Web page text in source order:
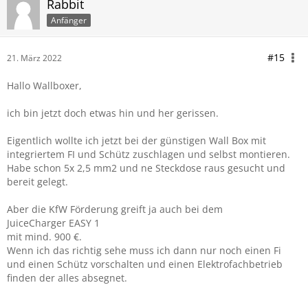
Rabbit
Anfänger
21. März 2022 #15
Hallo Wallboxer,
ich bin jetzt doch etwas hin und her gerissen.
Eigentlich wollte ich jetzt bei der günstigen Wall Box mit
integriertem FI und Schütz zuschlagen und selbst montieren.
Habe schon 5x 2,5 mm2 und ne Steckdose raus gesucht und
bereit gelegt.
Aber die KfW Förderung greift ja auch bei dem
JuiceCharger EASY 1
mit mind. 900 €.
Wenn ich das richtig sehe muss ich dann nur noch einen Fi
und einen Schütz vorschalten und einen Elektrofachbetrieb
finden der alles absegnet.